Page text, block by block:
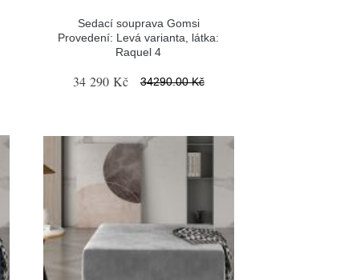
Sedací souprava Gomsi
Provedení: Levá varianta, látka:
Raquel 4
34 290 Kč 34290.00 Kč